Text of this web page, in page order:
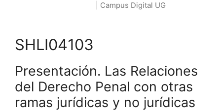
| Campus Digital UG
SHLI04103
Presentación. Las Relaciones
del Derecho Penal con otras
ramas jurídicas y no jurídicas